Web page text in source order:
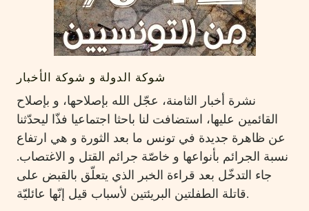
شوكة الدولة و شوكة الأخبار
نشرة أخبار الثامنة، عجّل الله بإصلاحها، و بإصلاح
القائمين عليها، استضافت لنا باحثا اجتماعيا فذّا ليحدّثنا
عن ظاهرة جديدة في تونس ما بعد الثورة و هي ارتفاع
نسبة الجرائم بأنواعها و خاصّة جرائم القتل و الاغتصاب.
جاء التدخّل بعد قراءة الخبر الذي يتعلّق بالقبض على
قاتلة الطفلتين البريئتين لأسباب قيل إنّها عائليّة.